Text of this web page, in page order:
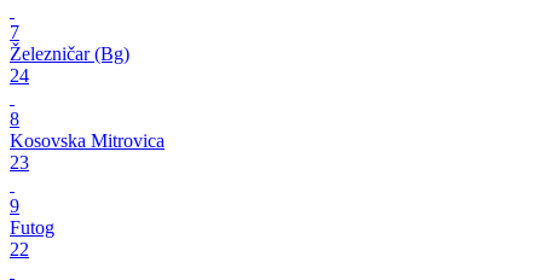
7
Železničar (Bg)
24
8
Kosovska Mitrovica
23
9
Futog
22